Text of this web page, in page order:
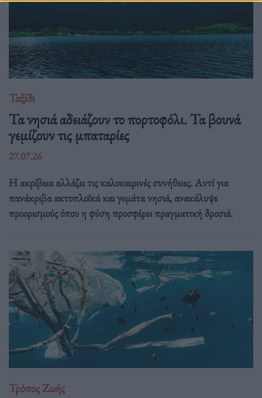
Ταξίδι
Τα νησιά αδειάζουν το πορτοφόλι. Τα βουνά
γεμίζουν τις μπαταρίες
27.07.26
Η ακρίβεια αλλάζει τις καλοκαιρινές συνήθειες. Αντί για
πανάκριβα ακτοπλοϊκά και γεμάτα νησιά, ανακάλυψε
προορισμούς όπου η φύση προσφέρει πραγματική δροσιά.
Τρόπος Ζωής